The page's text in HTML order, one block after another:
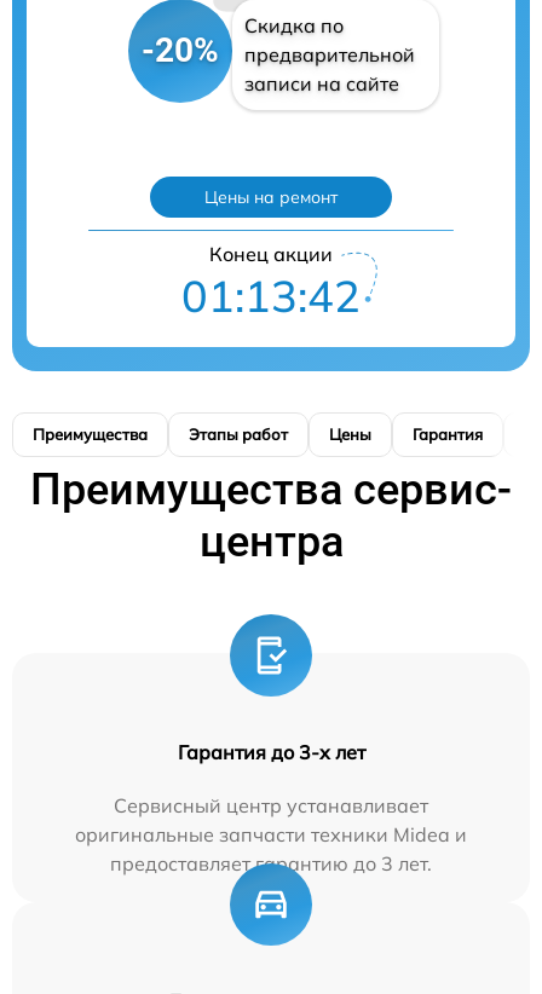
-20%
Скидка по
предварительной
записи на сайте
Цены на ремонт
Конец акции
01:13:41
Преимущества Этапы работ Цены Гарантия
Преимущества сервис-
центра
Гарантия до 3-х лет
Сервисный центр устанавливает
оригинальные запчасти техники Midea и
предоставляет гарантию до 3 лет.